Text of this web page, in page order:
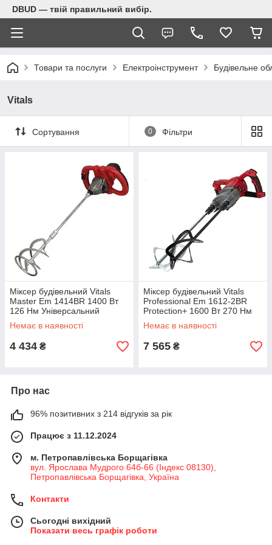
DBUD — твій правильний вибір.
Товари та послуги Електроінструмент Будівельне
Vitals
Сортування 0 Фільтри
Міксер будівельний Vitals
Master Em 1414BR 1400 Вт
126 Нм Універсальний
будівельний міксер
Немає в наявності
4 434 ₴
Міксер будівельний Vitals
Professional Em 1612-2BR
Protection+ 1600 Вт 270 Нм
Універсальний міксер
Немає в наявності
7 565 ₴
Про нас
96% позитивних з 214 відгуків за рік
Працює з 11.12.2024
м. Петропавлівська Борщагівка
вул. Ярослава Мудрого 64б-66 (Індекс 08130),
Петропавлівська Борщагівка, Україна
Контакти
Сьогодні вихідний
Показати весь графік роботи